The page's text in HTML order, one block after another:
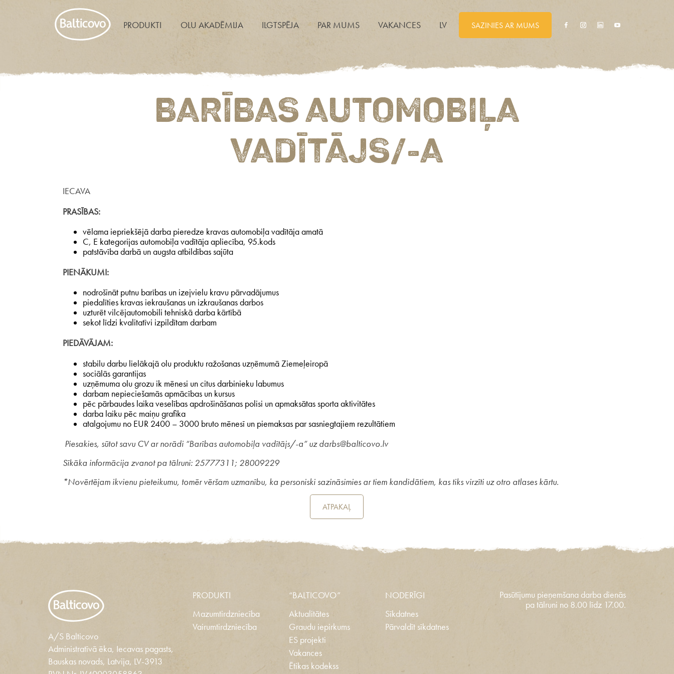
PRODUKTI OLU AKADĒMIJA ILGTSPĒJA PAR MUMS VAKANCES LV SAZINIES AR MUMS
BARĪBAS AUTOMOBIĻA
VADĪTĀJS/-A
IECAVA
PRASĪBAS:
vēlama iepriekšējā darba pieredze kravas automobiļa vadītāja amatā
C, E kategorijas automobiļa vadītāja apliecība, 95.kods
patstāvība darbā un augsta atbildības sajūta
PIENĀKUMI:
nodrošināt putnu barības un izejvielu kravu pārvadājumus
piedalīties kravas iekraušanas un izkraušanas darbos
uzturēt vilcējautomobili tehniskā darba kārtībā
sekot līdzi kvalitatīvi izpildītam darbam
PIEDĀVĀJAM:
stabilu darbu lielākajā olu produktu ražošanas uzņēmumā Ziemeļeiropā
sociālās garantijas
uzņēmuma olu grozu ik mēnesi un citus darbinieku labumus
darbam nepieciešamās apmācības un kursus
pēc pārbaudes laika veselības apdrošināšanas polisi un apmaksātas sporta aktivitātes
darba laiku pēc maiņu grafika
atalgojumu no EUR 2400 – 3000 bruto mēnesī un piemaksas par sasniegtajiem rezultātiem
Piesakies, sūtot savu CV ar norādi “Barības automobiļa vadītājs/-a” uz darbs@balticovo.lv
Sīkāka informācija zvanot pa tālruni: 25777311; 28009229
*Novērtējam ikvienu pieteikumu, tomēr vēršam uzmanību, ka personiski sazināsimies ar tiem kandidātiem, kas tiks virzīti uz otro atlases kārtu.
ATPAKAĻ
A/S Balticovo
Administratīvā ēka, Iecavas pagasts,
Bauskas novads, Latvija, LV-3913
PRODUKTI
Mazumtirdzniecība
Vairumtirdzniecība
“BALTICOVO”
Aktualitātes
Graudu iepirkums
ES projekti
Vakances
Ētikas kodekss
NODERĪGI
Sīkdatnes
Pārvaldīt sīkdatnes
Pasūtījumu pieņemšana darba dienās
pa tālruni no 8.00 līdz 17.00.